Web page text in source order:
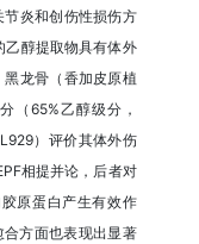
炎和创伤性损伤方
乙醇提取物具有体外
龙骨（香加皮原植
（65%乙醇级分，
）评价其体外伤
相提并论，后者对
原蛋白产生有效作
合方面也表现出显著